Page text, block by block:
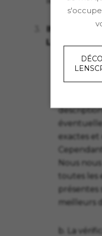
LES
a. Nous
que
exactes et
Nous
toutes les
présentes
meilleurs
b. La